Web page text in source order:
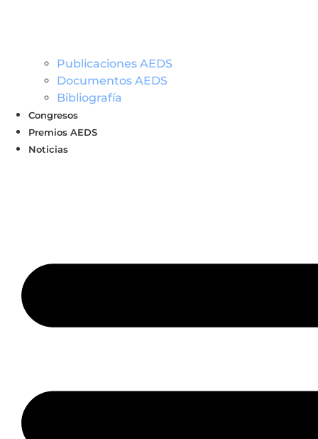
Publicaciones AEDS
Documentos AEDS
Bibliografía
Congresos
Premios AEDS
Noticias